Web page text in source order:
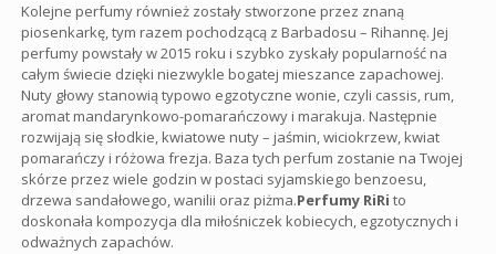
Kolejne perfumy również zostały stworzone przez znaną
piosenkarkę, tym razem pochodzącą z Barbadosu – Rihannę. Jej
perfumy powstały w 2015 roku i szybko zyskały popularność na
całym świecie dzięki niezwykle bogatej mieszance zapachowej.
Nuty głowy stanowią typowo egzotyczne wonie, czyli cassis, rum,
aromat mandarynkowo-pomarańczowy i marakuja. Następnie
rozwijają się słodkie, kwiatowe nuty – jaśmin, wiciokrzew, kwiat
pomarańczy i różowa frezja. Baza tych perfum zostanie na Twojej
skórze przez wiele godzin w postaci syjamskiego benzoesu,
drzewa sandałowego, wanilii oraz piżma.Perfumy RiRi to
doskonała kompozycja dla miłośniczek kobiecych, egzotycznych i
odważnych zapachów.